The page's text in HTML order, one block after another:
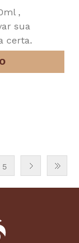
,
sua
certa.
5